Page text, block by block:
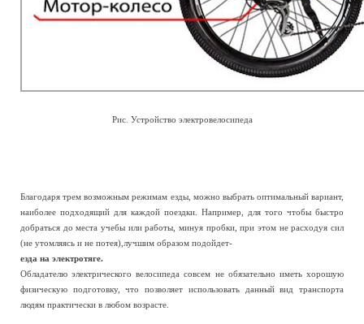
Рис. Устройство электровелосипеда
Благодаря трем возможным режимам езды, можно выбрать оптимальный вариант,
наиболее подходящий для каждой поездки. Например, для того чтобы быстро
добраться до места учебы или работы, минуя пробки, при этом не расходуя сил
(не утомляясь и не потея),лучшим образом подойдет-
езда на электротяге.
Обладателю электрического велосипеда совсем не обязательно иметь хорошую
физическую подготовку, что позволяет использовать данный вид транспорта
людям практически в любом возрасте.